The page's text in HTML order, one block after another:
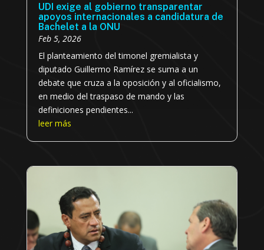
UDI exige al gobierno transparentar
apoyos internacionales a candidatura de
Bachelet a la ONU
Feb 5, 2026
El planteamiento del timonel gremialista y
diputado Guillermo Ramírez se suma a un
debate que cruza a la oposición y al oficialismo,
en medio del traspaso de mando y las
definiciones pendientes...
leer más